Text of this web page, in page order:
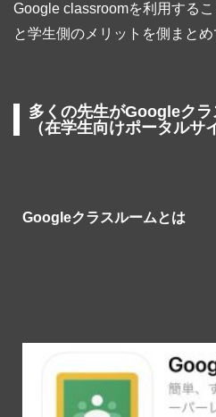
Google classroomを利用する
と学生側のメリットを側まとめ
多くの先生がGoogleク
（在学生向けポータルサ
Googleクラスルームとは